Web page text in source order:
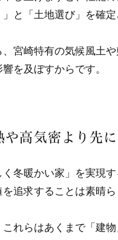
と「土地選び」を確定
、宮崎特有の気候風土
を及ぼすからです。
や高気密より先
く冬暖かい家」を実現
を追求することは素晴ら
これらはあくまで「建